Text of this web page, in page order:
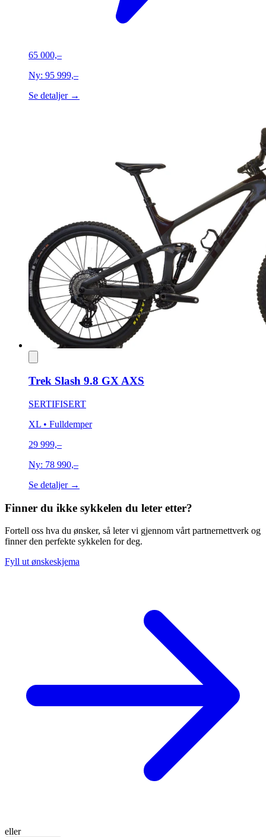
65 000,–
Ny: 95 999,–
Se detaljer →
Trek Slash 9.8 GX AXS
SERTIFISERT
XL • Fulldemper
29 999,–
Ny: 78 990,–
Se detaljer →
Finner du ikke sykkelen du leter etter?
Fortell oss hva du ønsker, så leter vi gjennom vårt partnernettverk og
finner den perfekte sykkelen for deg.
Fyll ut ønskeskjema
eller